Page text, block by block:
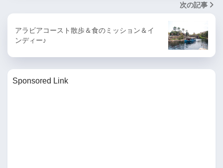
次の記事
アラビアコースト散歩＆食のミッション＆イ
ンディー♪
Sponsored Link